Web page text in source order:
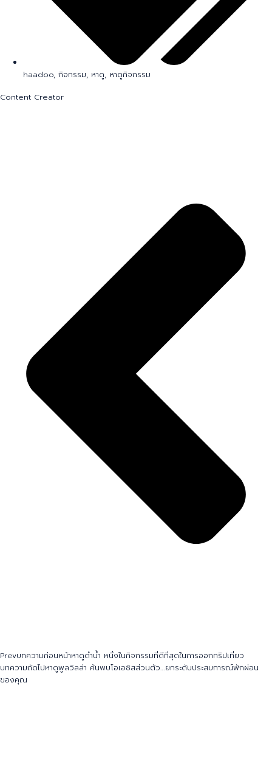
้haadoo,กิจกรรม, หาดู, หาดูกิจกรรม
Content Creator
Prevบทความก่อนหน้าหาดูดำน้ำ หนึ่งในกิจกรรมที่ดีที่สุดในการออกทริปเที่ยว
บทความถัดไปหาดูพูลวิลล่า ค้นพบโอเอซิสส่วนตัว…ยกระดับประสบการณ์พักผ่อน
ของคุณ